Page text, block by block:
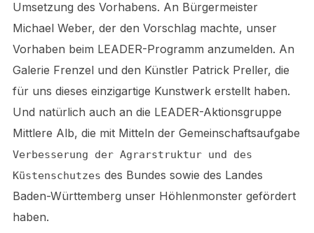
Umsetzung des Vorhabens. An Bürgermeister
Michael Weber, der den Vorschlag machte, unser
Vorhaben beim LEADER-Programm anzumelden. An
Galerie Frenzel und den Künstler Patrick Preller, die
für uns dieses einzigartige Kunstwerk erstellt haben.
Und natürlich auch an die LEADER-Aktionsgruppe
Mittlere Alb, die mit Mitteln der Gemeinschaftsaufgabe
Verbesserung der Agrarstruktur und des
Küstenschutzes des Bundes sowie des Landes
Baden-Württemberg unser Höhlenmonster gefördert
haben.